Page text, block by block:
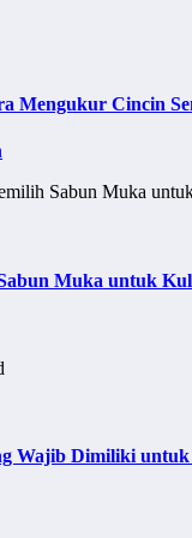
Mengukur Cincin
Muka untuk
Wajib Dimiliki untuk